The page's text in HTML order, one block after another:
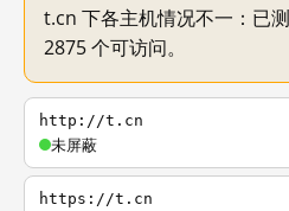
t.cn 下各主机情况不一：已
2875 个可访问。
http://t.cn
未屏蔽
https://t.cn